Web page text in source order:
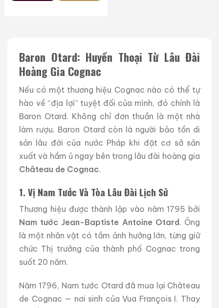
Baron Otard: Huyền Thoại Từ Lâu Đài
Hoàng Gia Cognac
Nếu có một thương hiệu Cognac nào có thể tự
hào về “địa lợi” tuyệt đối của mình, đó chính là
Baron Otard. Không chỉ đơn thuần là một nhà
làm rượu, Baron Otard còn là người bảo tồn di
sản lâu đời của nước Pháp khi đặt cơ sở sản
xuất và hầm ủ ngay bên trong lâu đài hoàng gia
Château de Cognac.
1. Vị Nam Tước Và Tòa Lâu Đài Lịch Sử
Thương hiệu được thành lập vào năm 1795 bởi
Nam tước Jean-Baptiste Antoine Otard . Ông
là một nhân vật có tầm ảnh hưởng lớn, từng giữ
chức Thị trưởng của thành phố Cognac trong
suốt 20 năm.
Năm 1796, Nam tước Otard đã mua lại Château
de Cognac — nơi sinh của Vua François I. Thay